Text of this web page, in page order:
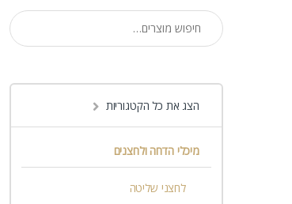
חיפוש עבור:
הצג את כל הקטגוריות
מיכלי הדחה ולחצנים
לחצני שליטה